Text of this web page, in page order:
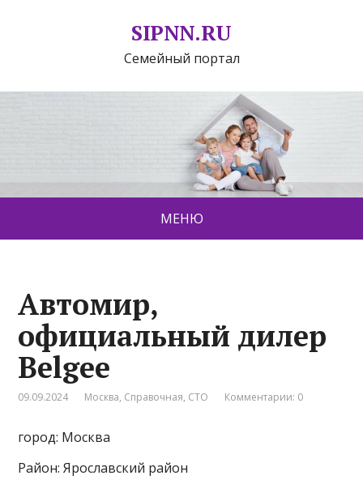
SIPNN.RU
Семейный портал
МЕНЮ
Автомир,
официальный дилер
Belgee
09.09.2024 Москва, Справочная, СТО Комментарии: 0
город: Москва
Район: Ярославский район